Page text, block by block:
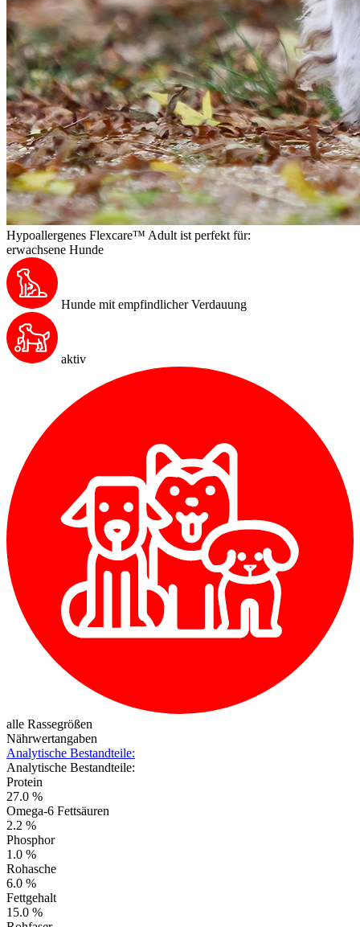
Hypoallergenes Flexcare™ Adult ist perfekt für:
erwachsene Hunde
Hunde mit empfindlicher Verdauung
aktiv
alle Rassegrößen
Nährwertangaben
Analytische Bestandteile:
Analytische Bestandteile:
Protein
27.0 %
Omega-6 Fettsäuren
2.2 %
Phosphor
1.0 %
Rohasche
6.0 %
Fettgehalt
15.0 %